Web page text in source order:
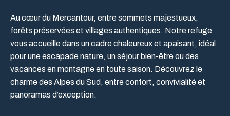
Au cœur du Mercantour, entre sommets majestueux,
forêts préservées et villages authentiques. Notre refuge
vous accueille dans un cadre chaleureux et apaisant, idéal
pour une escapade nature, un séjour bien-être ou des
vacances en montagne en toute saison. Découvrez le
charme des Alpes du Sud, entre confort, convivialité et
panoramas d’exception.